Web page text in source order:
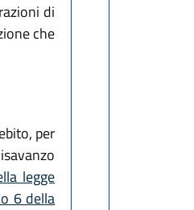
di
che
per
legge
6 della